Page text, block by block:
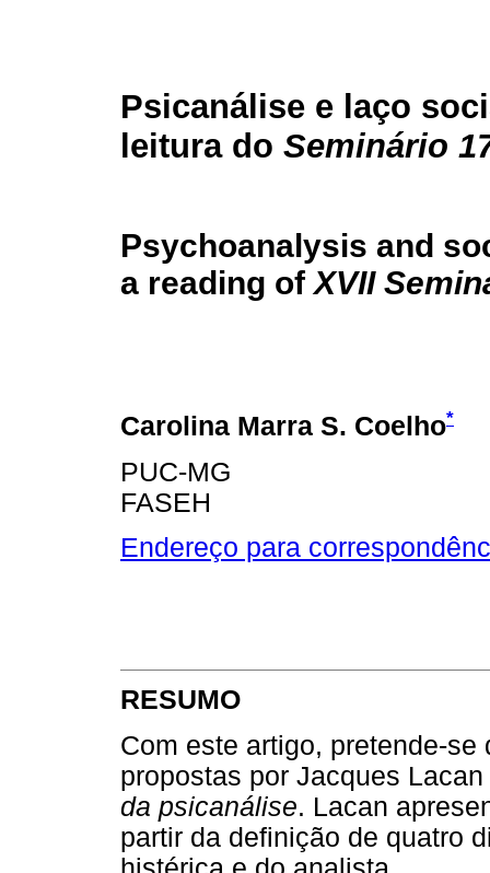
Psicanálise e laço
leitura do Seminário
Psychoanalysis and
a reading ofXVII
Carolina Marra S. Coelho*
PUC-MG
FASEH
Endereço para
RESUMO
Com este artigo, pretende-
propostas por Jacques
da psicanálise. Lacan
partir da definição de quatro